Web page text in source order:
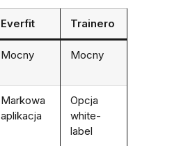
Everfit Trainero
Mocny Mocny
Markowa
aplikacja
Opcja
white-
label